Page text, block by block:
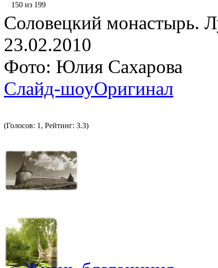
150 из 199
Соловецкий монастырь.
23.02.2010
Фото: Юлия Сахарова
Слайд-шоуОригинал
(Голосов: 1, Рейтинг: 3.3)